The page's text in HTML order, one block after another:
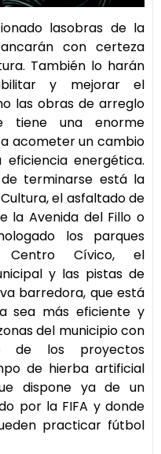
lasobras de la
con certeza
También lo harán
y mejorar el
las obras de arreglo
tiene una enorme
acometer un cambio
energética.
terminarse está la
el asfaltado de
la Avenida del Fillo o
los parques
Centro Cívico, el
y las pistas de
barredora, que está
sea más eficiente y
del municipio con
de los proyectos
de hierba artificial
dispone ya de un
por la FIFA y donde
practicar fútbol